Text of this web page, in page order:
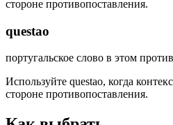
стороне противопоставления.
questao
португальское слово в этом
Используйте questao, когда
стороне противопоставления.